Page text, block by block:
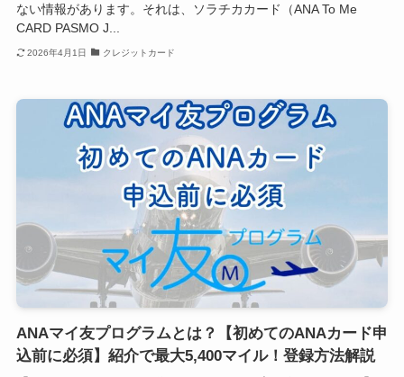
ない情報があります。それは、ソラチカカード（ANA To Me
CARD PASMO J...
2026年4月1日 クレジットカード
ANAマイ友プログラムとは？【初めてのANAカード申
込前に必須】紹介で最大5,400マイル！登録方法解説